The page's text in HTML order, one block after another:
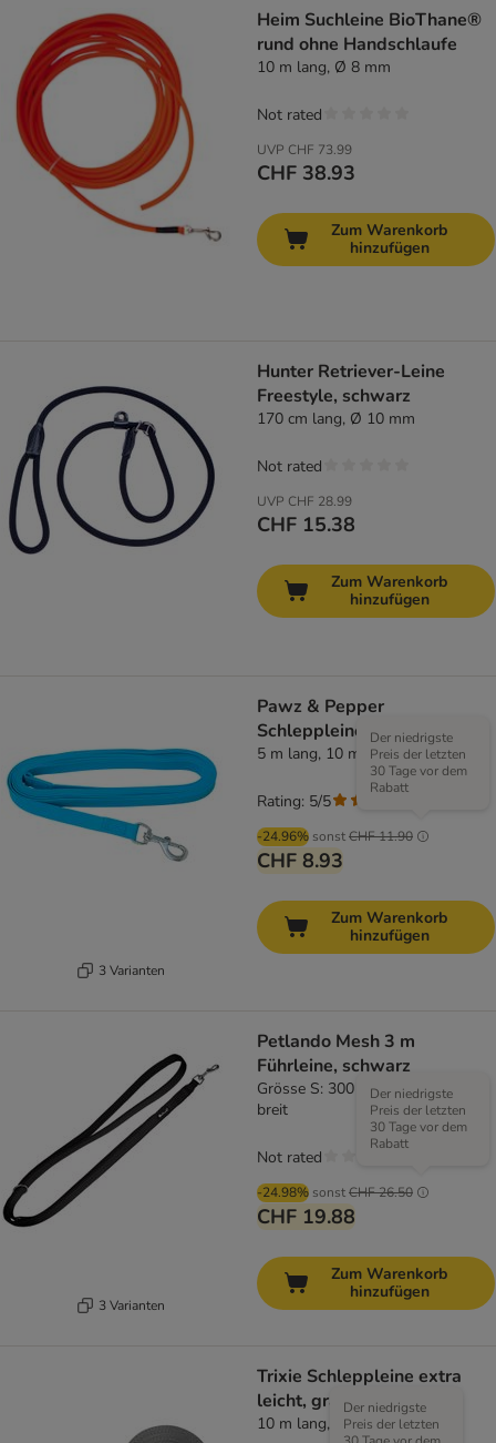
Heim Suchleine BioThane®
rund ohne Handschlaufe
10 m lang, Ø 8 mm
UVP CHF 73.99
CHF 38.93
Not rated
Zum Warenkorb
hinzufügen
Hunter Retriever-Leine
Freestyle, schwarz
170 cm lang, Ø 10 mm
UVP CHF 28.99
CHF 15.38
Not rated
Zum Warenkorb
hinzufügen
3 Varianten
Pawz & Pepper
Schleppleine Strong, blau
5 m lang, 10 mm breit
-24.96% sonstCHF 11.90
Der niedrigste
Preis der letzten
30 Tage vor dem
Rabatt
CHF 8.93
Rating: 5/5
Zum Warenkorb
hinzufügen
3 Varianten
Petlando Mesh 3 m
Führleine, schwarz
Grösse S: 300 cm lang, 15 mm
breit
-24.98% sonstCHF 26.50
Der niedrigste
Preis der letzten
30 Tage vor dem
Rabatt
CHF 19.88
Not rated
Zum Warenkorb
hinzufügen
Trixie Schleppleine extra
leicht, grafit
10 m lang, 10 mm breit
Der niedrigste
Preis der letzten